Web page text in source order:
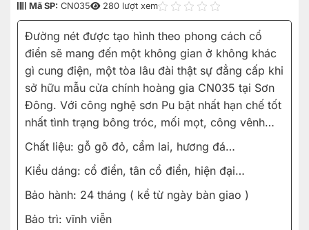
Mã SP: CN035 280 lượt xem
Đường nét được tạo hình theo phong cách cổ
điển sẽ mang đến một không gian ở không khác
gì cung điện, một tòa lâu đài thật sự đẳng cấp khi
sở hữu mẫu cửa chính hoàng gia CN035 tại Sơn
Đông. Với công nghệ sơn Pu bật nhất hạn chế tốt
nhất tình trạng bông tróc, mối mọt, công vênh…
Chất liệu: gỗ gõ đỏ, cẩm lai, hương đá…
Kiểu dáng: cổ điển, tân cổ điển, hiện đại…
Bảo hành: 24 tháng ( kể từ ngày bàn giao )
Bảo trì: vĩnh viễn